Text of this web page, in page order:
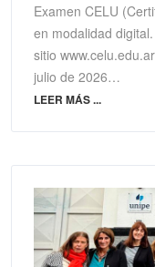
Examen CELU
en modalidad
sitio
julio de 2026…
LEER MÁS ...